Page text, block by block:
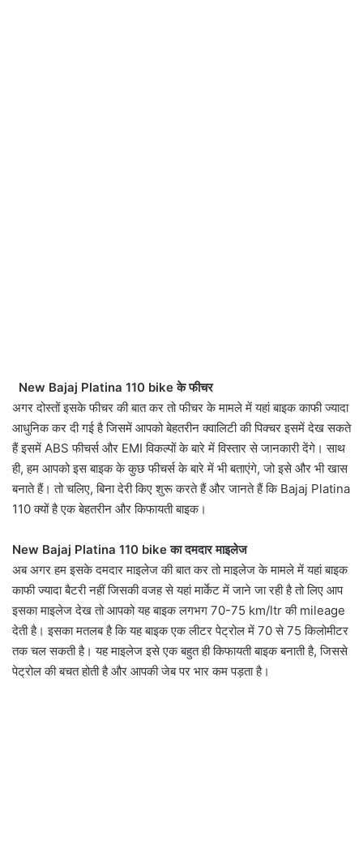
New Bajaj Platina 110 bike के फीचर
अगर दोस्तों इसके फीचर की बात कर तो फीचर के मामले में यहां बाइक काफी ज्यादा
आधुनिक कर दी गई है जिसमें आपको बेहतरीन क्वालिटी की पिक्चर इसमें देख सकते
हैं इसमें ABS फीचर्स और EMI विकल्पों के बारे में विस्तार से जानकारी देंगे। साथ
ही, हम आपको इस बाइक के कुछ फीचर्स के बारे में भी बताएंगे, जो इसे और भी खास
बनाते हैं। तो चलिए, बिना देरी किए शुरू करते हैं और जानते हैं कि Bajaj Platina
110 क्यों है एक बेहतरीन और किफायती बाइक।
New Bajaj Platina 110 bike का दमदार माइलेज
अब अगर हम इसके दमदार माइलेज की बात कर तो माइलेज के मामले में यहां बाइक
काफी ज्यादा बैटरी नहीं जिसकी वजह से यहां मार्केट में जाने जा रही है तो लिए आप
इसका माइलेज देख तो आपको यह बाइक लगभग 70-75 km/ltr की mileage
देती है। इसका मतलब है कि यह बाइक एक लीटर पेट्रोल में 70 से 75 किलोमीटर
तक चल सकती है। यह माइलेज इसे एक बहुत ही किफायती बाइक बनाती है, जिससे
पेट्रोल की बचत होती है और आपकी जेब पर भार कम पड़ता है।